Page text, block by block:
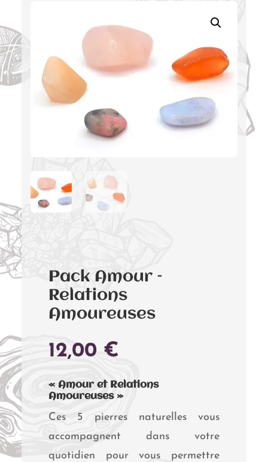
Pack Amour –
Relations
Amoureuses
12,00 €
« Amour et Relations
Amoureuses »
Ces 5 pierres naturelles vous
accompagnent dans votre
quotidien pour vous permettre